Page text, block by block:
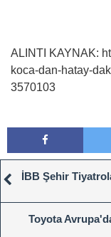
ALINTI KAYNAK:
koca-dan-hatay-
3570103
İBB Şehir
Toyota